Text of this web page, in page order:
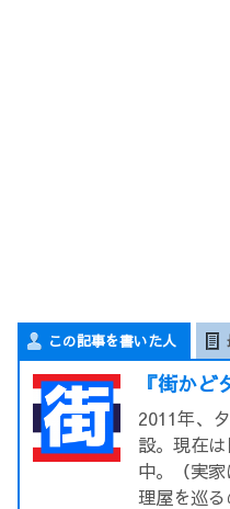
この記事を書いた人
『街かど
2011年、
設。現在
中。（実
理屋を巡